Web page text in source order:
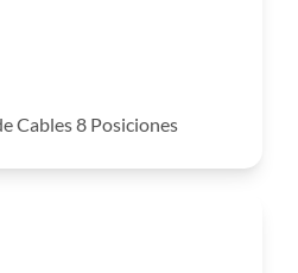
Cables 8 Posiciones